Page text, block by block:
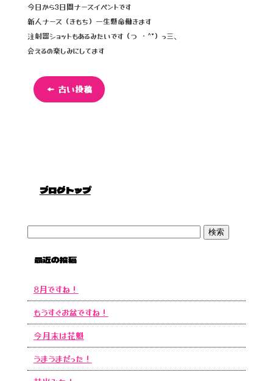
e
b
o
k
e
r
今日から3日間ナースイベントです
新人ナース（きもち）一生懸命働きます
注射器ショットもあるみたいです（つ ・^*）っ三、
会えるの楽しみにしてます
← 古い投稿
ブログトップ
最近の投稿
8月ですね！
もうすぐお盆ですね！
今月末は花魁
うまうまだった！